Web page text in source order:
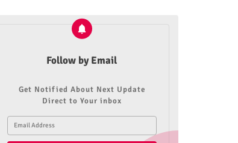
Follow by Email
Get Notified About Next Update
Direct to Your inbox